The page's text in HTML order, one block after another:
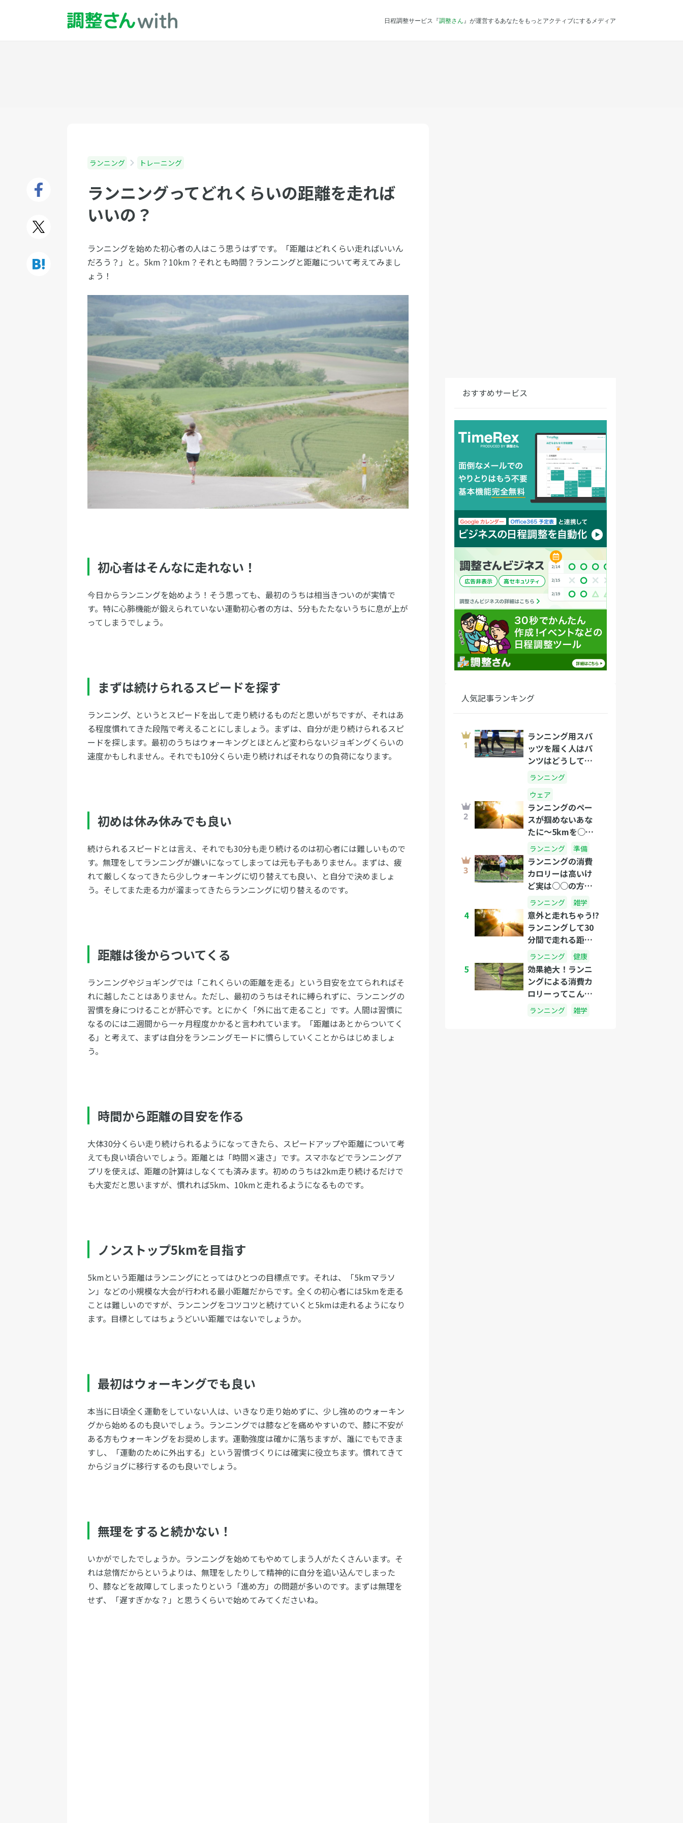
日程調整サービス『調整さん 』が運営するあなたをもっとアクティブにするメディア
ランニング トレーニング
ランニングってどれくらいの距離を走れば
いいの？
ランニングを始めた初心者の人はこう思うはずです。「距離はどれくらい走ればいいん
だろう？」と。5km？10km？それとも時間？ランニングと距離について考えてみまし
ょう！
初心者はそんなに走れない！
今日からランニングを始めよう！そう思っても、最初のうちは相当きついのが実情で
す。特に心肺機能が鍛えられていない運動初心者の方は、5分もたたないうちに息が上が
ってしまうでしょう。
まずは続けられるスピードを探す
ランニング、というとスピードを出して走り続けるものだと思いがちですが、それはあ
る程度慣れてきた段階で考えることにしましょう。まずは、自分が走り続けられるスピ
ードを探します。最初のうちはウォーキングとほとんど変わらないジョギングくらいの
速度かもしれません。それでも10分くらい走り続ければそれなりの負荷になります。
初めは休み休みでも良い
続けられるスピードとは言え、それでも30分も走り続けるのは初心者には難しいもので
す。無理をしてランニングが嫌いになってしまっては元も子もありません。まずは、疲
れて厳しくなってきたら少しウォーキングに切り替えても良い、と自分で決めましょ
う。そしてまた走る力が溜まってきたらランニングに切り替えるのです。
距離は後からついてくる
ランニングやジョギングでは「これくらいの距離を走る」という目安を立てられればそ
れに越したことはありません。ただし、最初のうちはそれに縛られずに、ランニングの
習慣を身につけることが肝心です。とにかく「外に出て走ること」です。人間は習慣に
なるのには二週間から一ヶ月程度かかると言われています。「距離はあとからついてく
る」と考えて、まずは自分をランニングモードに慣らしていくことからはじめましょ
う。
時間から距離の目安を作る
大体30分くらい走り続けられるようになってきたら、スピードアップや距離について考
えても良い頃合いでしょう。距離とは「時間×速さ」です。スマホなどでランニングア
プリを使えば、距離の計算はしなくても済みます。初めのうちは2km走り続けるだけで
も大変だと思いますが、慣れれば5km、10kmと走れるようになるものです。
ノンストップ5kmを目指す
5kmという距離はランニングにとってはひとつの目標点です。それは、「5kmマラソ
ン」などの小規模な大会が行われる最小距離だからです。全くの初心者には5kmを走る
ことは難しいのですが、ランニングをコツコツと続けていくと5kmは走れるようになり
ます。目標としてはちょうどいい距離ではないでしょうか。
最初はウォーキングでも良い
本当に日頃全く運動をしていない人は、いきなり走り始めずに、少し強めのウォーキン
グから始めるのも良いでしょう。ランニングでは膝などを痛めやすいので、膝に不安が
ある方もウォーキングをお奨めします。運動強度は確かに落ちますが、誰にでもできま
すし、「運動のために外出する」という習慣づくりには確実に役立ちます。慣れてきて
からジョグに移行するのも良いでしょう。
無理をすると続かない！
いかがでしたでしょうか。ランニングを始めてもやめてしまう人がたくさんいます。そ
れは怠惰だからというよりは、無理をしたりして精神的に自分を追い込んでしまった
り、膝などを故障してしまったりという「進め方」の問題が多いのです。まずは無理を
せず、「遅すぎかな？」と思うくらいで始めてみてくださいね。
おすすめサービス
人気記事ランキング
ランニング用スパ
ッツを履く人はパ
ンツはどうして
る？
ランニング
ウェア
ランニングのペー
スが掴めないあな
たに～5kmを○分
のタイムで走れた
らプロ級です!～
ランニング 準備
ランニングの消費
カロリーは高いけ
ど実は○○の方が
すごい！？
ランニング 雑学
4
意外と走れちゃう!?
ランニングして30
分間で走れる距離
はどれくらい?
ランニング 健康
5
効果絶大！ランニ
ングによる消費カ
ロリーってこんな
にすごかった
ランニング 雑学